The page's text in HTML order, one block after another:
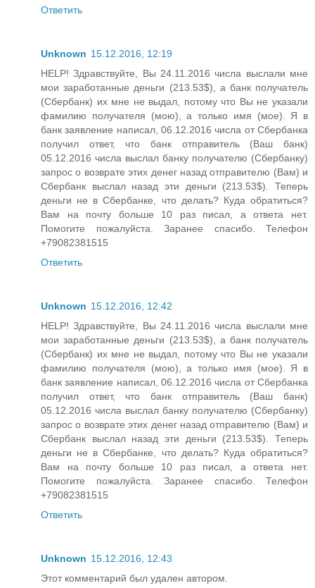
Ответить
Unknown 15.12.2016, 12:19
HELP! Здравствуйте, Вы 24.11.2016 числа выслали мне
мои заработанные деньги (213.53$), а банк получатель
(Сбербанк) их мне не выдал, потому что Вы не указали
фамилию получателя (мою), а только имя (мое). Я в
банк заявление написал, 06.12.2016 числа от Сбербанка
получил ответ, что банк отправитель (Ваш банк)
05.12.2016 числа выслал банку получателю (Сбербанку)
запрос о возврате этих денег назад отправителю (Вам) и
Сбербанк выслал назад эти деньги (213.53$). Теперь
деньги не в Сбербанке, что делать? Куда обратиться?
Вам на почту больше 10 раз писал, а ответа нет.
Помогите пожалуйста. Заранее спасибо. Телефон
+79082381515
Ответить
Unknown 15.12.2016, 12:42
HELP! Здравствуйте, Вы 24.11.2016 числа выслали мне
мои заработанные деньги (213.53$), а банк получатель
(Сбербанк) их мне не выдал, потому что Вы не указали
фамилию получателя (мою), а только имя (мое). Я в
банк заявление написал, 06.12.2016 числа от Сбербанка
получил ответ, что банк отправитель (Ваш банк)
05.12.2016 числа выслал банку получателю (Сбербанку)
запрос о возврате этих денег назад отправителю (Вам) и
Сбербанк выслал назад эти деньги (213.53$). Теперь
деньги не в Сбербанке, что делать? Куда обратиться?
Вам на почту больше 10 раз писал, а ответа нет.
Помогите пожалуйста. Заранее спасибо. Телефон
+79082381515
Ответить
Unknown 15.12.2016, 12:43
Этот комментарий был удален автором.